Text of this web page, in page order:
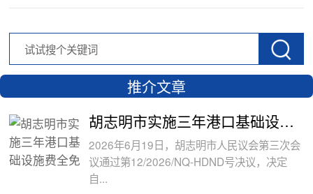
推介文章
胡志明市实施三年港口基础设施费全免政
2026年6月19日，胡志明市人民议会第三次会
议通过第12/2026/NQ-HDND号决议，决定
自...